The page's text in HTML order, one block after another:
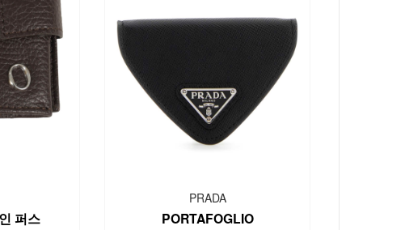
퍼스
PRADA
PORTAFOGLIO